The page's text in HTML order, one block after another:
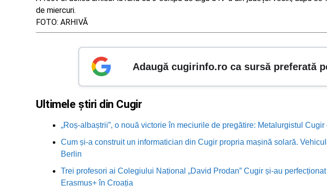
de miercuri.
FOTO: ARHIVĂ
Adaugă cugirinfo.ro ca sursă preferată
Ultimele știri din Cugir
„Roș-albaștrii”, o nouă victorie în meciurile de pregătire: Metalurgistul
Cum și-a construit un informatician din Cugir propria mașină solară.
Berlin
Trei profesori ai Colegiului Național „David Prodan” Cugir și-au
Erasmus+ în Croația